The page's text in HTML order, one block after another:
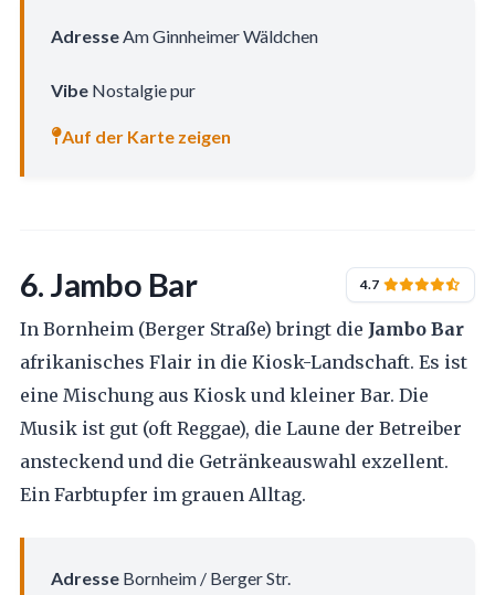
AdresseAm Ginnheimer Wäldchen
VibeNostalgie pur
Auf der Karte zeigen
6. Jambo Bar 4.7
In Bornheim (Berger Straße) bringt die Jambo Bar
afrikanisches Flair in die Kiosk-Landschaft. Es ist
eine Mischung aus Kiosk und kleiner Bar. Die
Musik ist gut (oft Reggae), die Laune der Betreiber
ansteckend und die Getränkeauswahl exzellent.
Ein Farbtupfer im grauen Alltag.
AdresseBornheim / Berger Str.